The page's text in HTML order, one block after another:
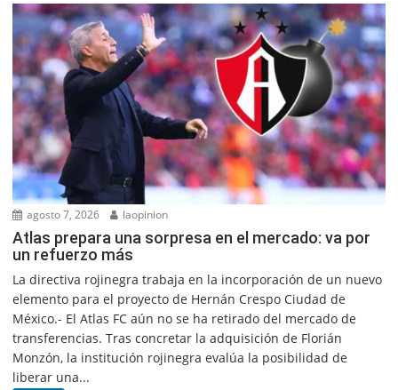
agosto 7, 2026 laopinion
Atlas prepara una sorpresa en el mercado: va por
un refuerzo más
La directiva rojinegra trabaja en la incorporación de un nuevo
elemento para el proyecto de Hernán Crespo Ciudad de
México.- El Atlas FC aún no se ha retirado del mercado de
transferencias. Tras concretar la adquisición de Florián
Monzón, la institución rojinegra evalúa la posibilidad de
liberar una...